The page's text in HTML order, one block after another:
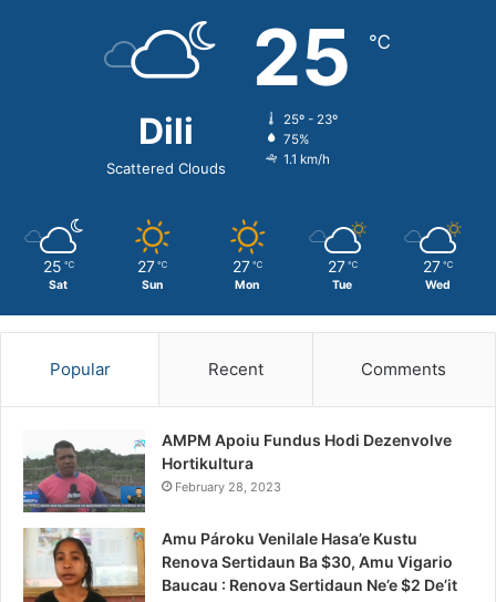
Dili
Scattered Clouds
25 ℃
25º - 23º
75%
1.1 km/h
25 ℃
Sat
27 ℃
Sun
27 ℃
Mon
27 ℃
Tue
27 ℃
Wed
Popular Recent Comments
AMPM Apoiu Fundus Hodi Dezenvolve
Hortikultura
February 28, 2023
Amu Pároku Venilale Hasa’e Kustu
Renova Sertidaun Ba $30, Amu Vigario
Baucau : Renova Sertidaun Ne’e $2 De’it